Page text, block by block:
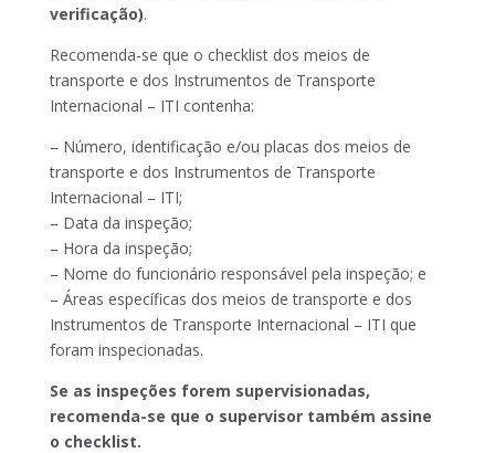
verificação).
Recomenda-se que o checklist dos meios de
transporte e dos Instrumentos de Transporte
Internacional – ITI contenha:
– Número, identificação e/ou placas dos meios de
transporte e dos Instrumentos de Transporte
Internacional – ITI;
– Data da inspeção;
– Hora da inspeção;
– Nome do funcionário responsável pela inspeção; e
– Áreas específicas dos meios de transporte e dos
Instrumentos de Transporte Internacional – ITI que
foram inspecionadas.
Se as inspeções forem supervisionadas,
recomenda-se que o supervisor também assine
o checklist.